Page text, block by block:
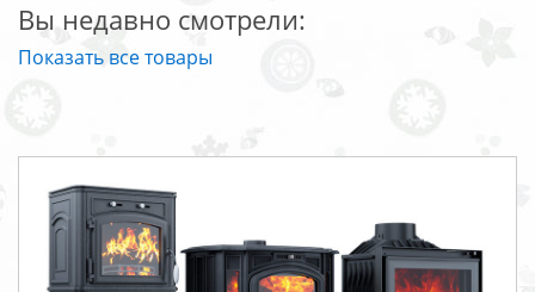
Вы недавно смотрели:
Показать все товары